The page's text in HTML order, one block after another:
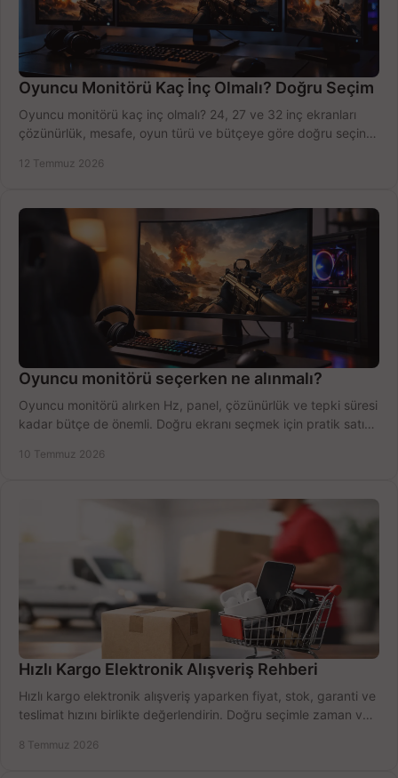
Oyuncu Monitörü Kaç İnç Olmalı? Doğru Seçim
Oyuncu monitörü kaç inç olmalı? 24, 27 ve 32 inç ekranları
çözünürlük, mesafe, oyun türü ve bütçeye göre doğru seçin,
12 Temmuz 2026
Oyuncu monitörü seçerken ne alınmalı?
Oyuncu monitörü alırken Hz, panel, çözünürlük ve tepki süresi
kadar bütçe de önemli. Doğru ekranı seçmek için pratik satın
10 Temmuz 2026
Hızlı Kargo Elektronik Alışveriş Rehberi
Hızlı kargo elektronik alışveriş yaparken fiyat, stok, garanti ve
teslimat hızını birlikte değerlendirin. Doğru seçimle zaman ve
8 Temmuz 2026